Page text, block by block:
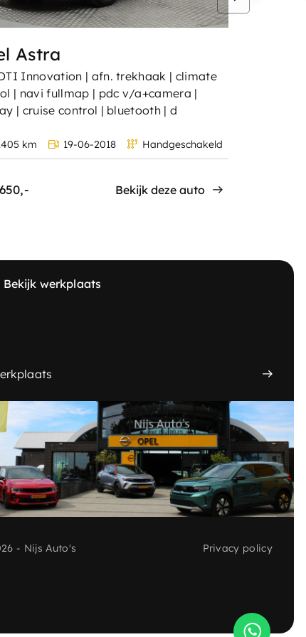
Astra
Innovation | afn. trekhaak | climate
| navi fullmap | pdc v/a+camera |
| cruise control | bluetooth | d
km 19-06-2018 Handgeschakeld
Bekijk deze auto
Bekijk werkplaats
- Nijs Auto's Privacy policy